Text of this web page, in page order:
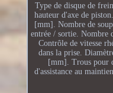
Type de disque de
hauteur d'axe de
[mm]. Nombre de
entrée / sortie. Nombre
Contrôle de vitesse
dans la prise.
[mm]. Trous pour
d'assistance au